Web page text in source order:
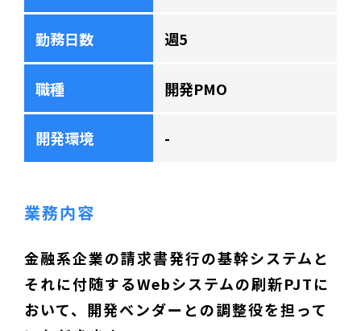
勤務日数 週5
職種 開発PMO
開発環境 -
業務内容
金融系企業の請求書発行の基幹システムと
それに付随するWebシステムの刷新PJTに
おいて、開発ベンダーとの調整役を担って